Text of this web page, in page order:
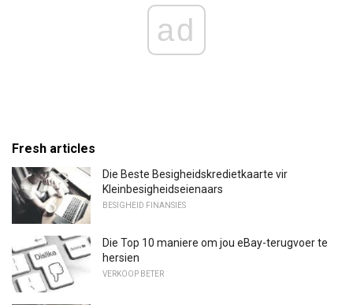
ad
Fresh articles
Die Beste Besigheidskredietkaarte vir
Kleinbesigheidseienaars
BESIGHEID FINANSIES
Die Top 10 maniere om jou eBay-terugvoer te
hersien
VERKOOP BETER